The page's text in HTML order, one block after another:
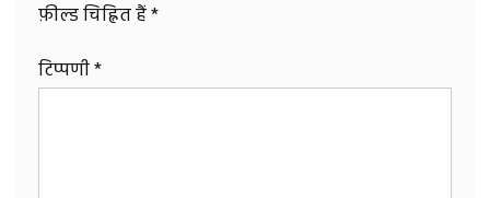
फ़ील्ड चिह्नित हैं*
टिप्पणी*